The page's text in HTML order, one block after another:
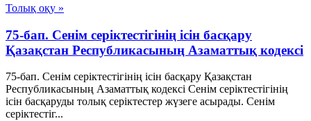
Толық оқу »
75-бап. Сенiм серiктестiгiнiң iсiн басқару
Қазақстан Республикасының Азаматтық кодексi
75-бап. Сенiм серiктестiгiнiң iсiн басқару Қазақстан
Республикасының Азаматтық кодексi Сенiм серiктестiгiнiң
iсiн басқаруды толық серiктестер жүзеге асырады. Сенiм
серiктестiг...